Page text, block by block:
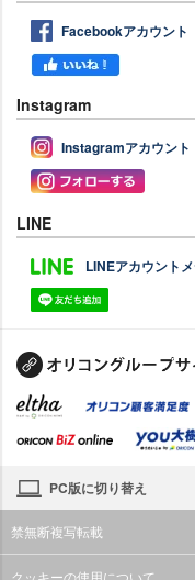
Facebookアカウント
Instagram
Instagramアカウント
LINE
LINEアカウント
PC版に切り替え
禁無断複写転載
クッキーの使用について